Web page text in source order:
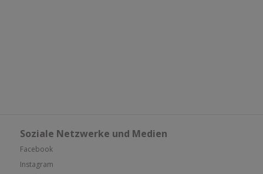
Soziale Netzwerke und Medien
Facebook
Instagram